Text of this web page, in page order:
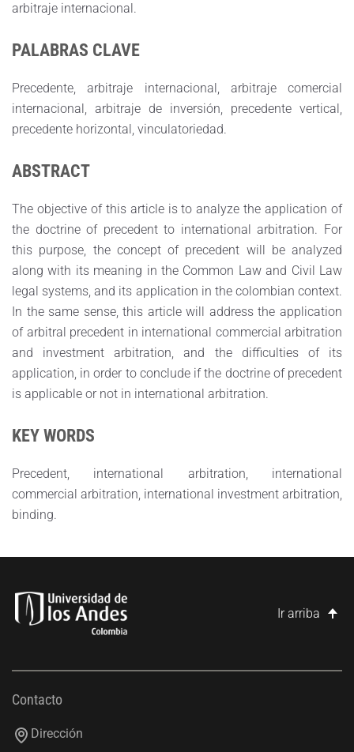
arbitraje internacional.
PALABRAS CLAVE
Precedente, arbitraje internacional, arbitraje comercial
internacional, arbitraje de inversión, precedente vertical,
precedente horizontal, vinculatoriedad.
ABSTRACT
The objective of this article is to analyze the application of
the doctrine of precedent to international arbitration. For
this purpose, the concept of precedent will be analyzed
along with its meaning in the Common Law and Civil Law
legal systems, and its application in the colombian context.
In the same sense, this article will address the application
of arbitral precedent in international commercial arbitration
and investment arbitration, and the difficulties of its
application, in order to conclude if the doctrine of precedent
is applicable or not in international arbitration.
KEY WORDS
Precedent, international arbitration, international
commercial arbitration, international investment arbitration,
binding.
Ir arriba
Contacto
Dirección